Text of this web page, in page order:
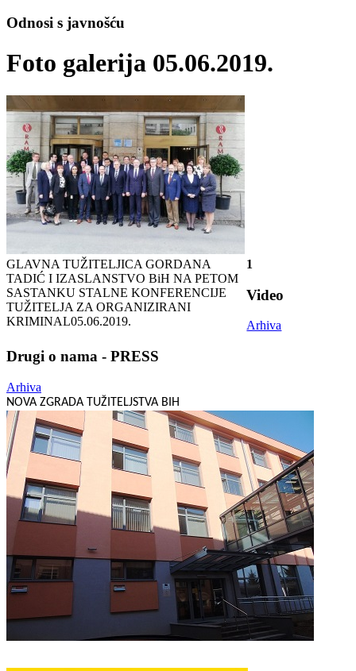
Odnosi s javnošću
Foto galerija 05.06.2019.
GLAVNA TUŽITELJICA GORDANA
TADIĆ I IZASLANSTVO BiH NA PETOM
SASTANKU STALNE KONFERENCIJE
TUŽITELJA ZA ORGANIZIRANI
KRIMINAL05.06.2019.
1
Video
Arhiva
Drugi o nama - PRESS
Arhiva
NOVA ZGRADA TUŽITELJSTVA BIH